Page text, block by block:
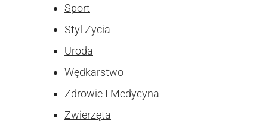
Sport
Styl Zycia
Uroda
Wędkarstwo
Zdrowie I Medycyna
Zwierzęta